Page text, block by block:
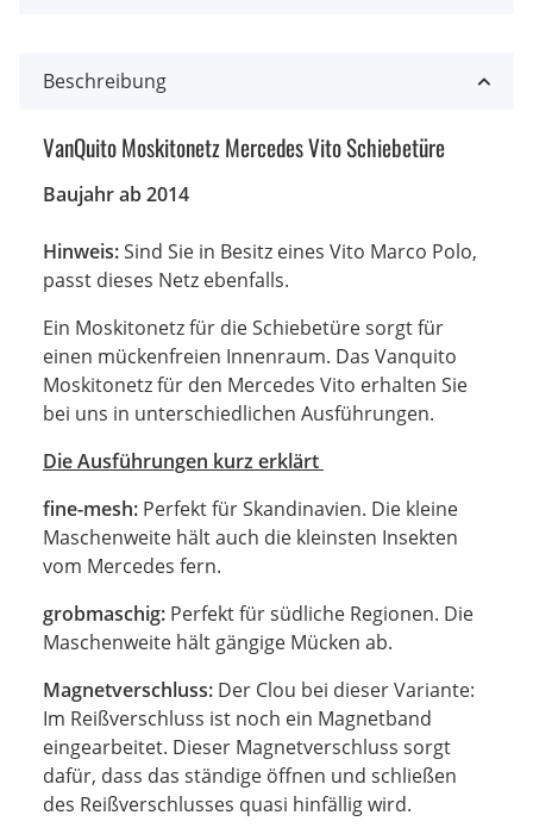
Beschreibung
VanQuito Moskitonetz Mercedes Vito Schiebetüre
Baujahr ab 2014
Hinweis:Sind Sie in Besitz eines Vito Marco Polo,
passt dieses Netz ebenfalls.
Ein Moskitonetz für die Schiebetüre sorgt für
einen mückenfreien Innenraum. Das Vanquito
Moskitonetz für den Mercedes Vito erhalten Sie
bei uns in unterschiedlichen Ausführungen.
Die Ausführungen kurz erklärt
fine-mesh: Perfekt für Skandinavien. Die kleine
Maschenweite hält auch die kleinsten Insekten
vom Mercedes fern.
grobmaschig: Perfekt für südliche Regionen. Die
Maschenweite hält gängige Mücken ab.
Magnetverschluss: Der Clou bei dieser Variante:
Im Reißverschluss ist noch ein Magnetband
eingearbeitet. Dieser Magnetverschluss sorgt
dafür, dass das ständige öffnen und schließen
des Reißverschlusses quasi hinfällig wird.